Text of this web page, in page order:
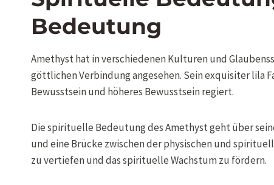
Bedeutung
Amethyst hat in verschiedenen Kulturen und
göttlichen Verbindung angesehen. Sein exquisiter lila
Bewusstsein und höheres Bewusstsein regiert.
Die spirituelle Bedeutung des Amethyst geht über
und eine Brücke zwischen der physischen und
zu vertiefen und das spirituelle Wachstum zu fördern.